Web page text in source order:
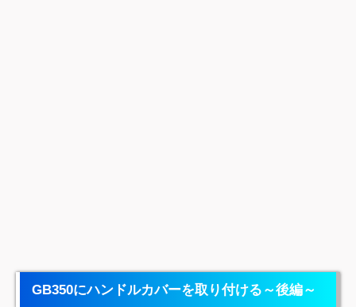
GB350にハンドルカバーを取り付ける～後編～